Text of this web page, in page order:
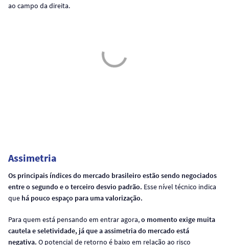
ao campo da direita.
Assimetria
Os principais índices do mercado brasileiro estão sendo negociados
entre o segundo e o terceiro desvio padrão. Esse nível técnico indica
que há pouco espaço para uma valorização.
Para quem está pensando em entrar agora,o momento exige muita
cautela e seletividade, já que a assimetria do mercado está
negativa. O potencial de retorno é baixo em relação ao risco